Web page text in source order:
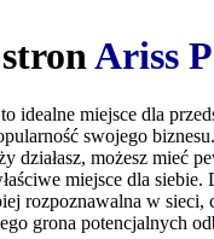
Ariss
idealne miejsce dla
swojego
działasz, możesz mieć
miejsce dla
rozpoznawalna w sieci,
grona potencjalnych